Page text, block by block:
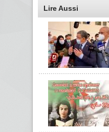
Lire Aussi